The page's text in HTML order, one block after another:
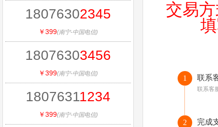
18076302345
￥399(南宁-中国电信)
18076303456
￥399(南宁-中国电信)
18076311234
￥399(南宁-中国电信)
交易
1 联系
联系客
2 完成